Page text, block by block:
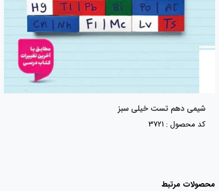
شیمی دهم تست خیلی سبز
کد محصول : 3721
محصولات مرتبط